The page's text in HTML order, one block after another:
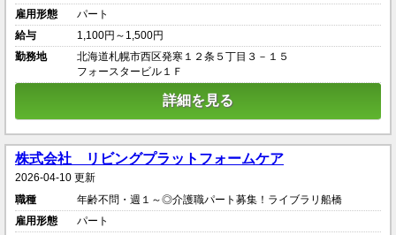
雇用形態
パート
給与
1,100円～1,500円
勤務地
北海道札幌市西区発寒１２条５丁目３－１５
フォースタービル１Ｆ
詳細を見る
株式会社 リビングプラットフォームケア
2026-04-10 更新
職種
年齢不問・週１～◎介護職パート募集！ライブラリ船橋
雇用形態
パート